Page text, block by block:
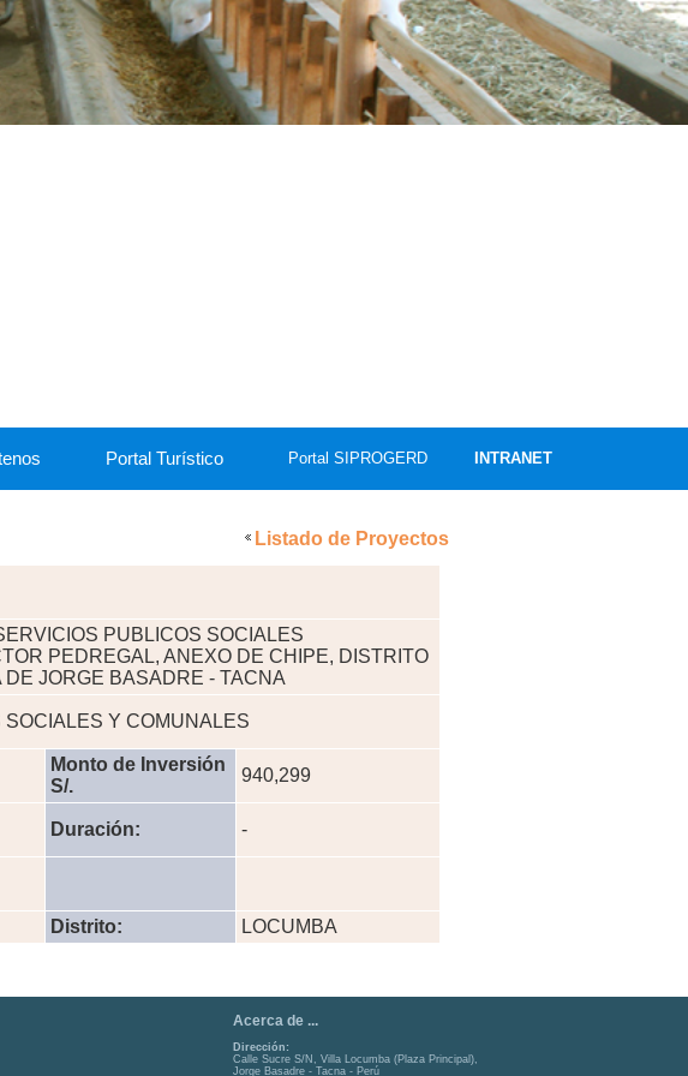
Portal Turístico Portal SIPROGERD INTRANET
Listado de Proyectos
PUBLICOS SOCIALES
PEDREGAL, ANEXO DE CHIPE, DISTRITO
JORGE BASADRE - TACNA
Y COMUNALES
Monto de Inversión
S/.
940,299
Duración: -
Distrito: LOCUMBA
Acerca de ...
Dirección:
Calle Sucre S/N, Villa Locumba (Plaza Principal),
Jorge Basadre - Tacna - Perú